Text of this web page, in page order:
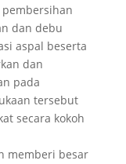
dan debu
aspal beserta
dan
pada
tersebut
secara kokoh
memberi besar